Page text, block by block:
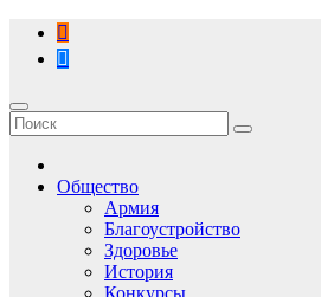
Перейти
содержимому
Общество
Армия
Благоустройство
Здоровье
История
Конкурсы